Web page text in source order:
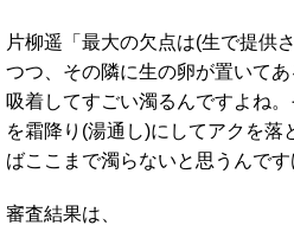
片柳遥「最大の欠点は(生で提供
つつ、その隣に生の卵が置いて
吸着してすごい濁るんですよね
を霜降り(湯通し)にしてアクを落
ばここまで濁らないと思うんです
審査結果は、